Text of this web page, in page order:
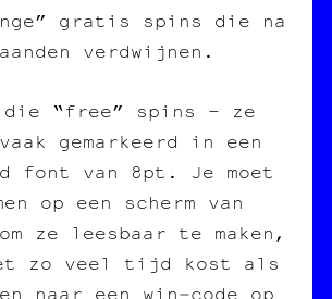
gratis spins die na
verdwijnen.
die “free” spins – ze
gemarkeerd in een
font van 8pt. Je moet
op een scherm van
ze leesbaar te maken,
zo veel tijd kost als
naar een win‑code op